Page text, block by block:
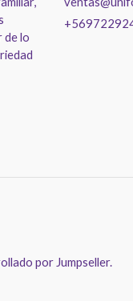
de lo
por Jumpseller.